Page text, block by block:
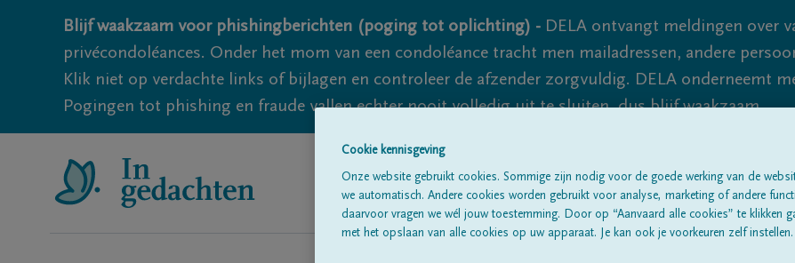
Blijf waakzaam voor phishingberichten (poging tot oplichting) - DELA ontvangt meldingen over
privécondoléances. Onder het mom van een condoléance tracht men mailadressen, andere
Klik niet op verdachte links of bijlagen en controleer de afzender zorgvuldig. DELA onderneemt
Pogingen tot phishing en fraude vallen echter nooit volledig uit te sluiten, dus blijf waakzaam.
Alle rouwberichtenOver ons
Cookie kennisgeving
Onze website gebruikt cookies. Sommige zijn nodig voor de goede werking van de
we automatisch. Andere cookies worden gebruikt voor analyse, marketing of andere
daarvoor vragen we wél jouw toestemming. Door op “Aanvaard alle cookies” te klikken
met het opslaan van alle cookies op uw apparaat. Je kan ook je voorkeuren zelf instellen.